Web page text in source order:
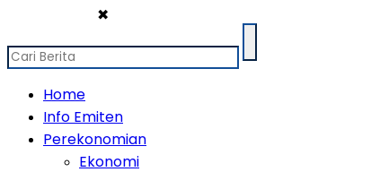
✖
Home
Info Emiten
Perekonomian
Ekonomi